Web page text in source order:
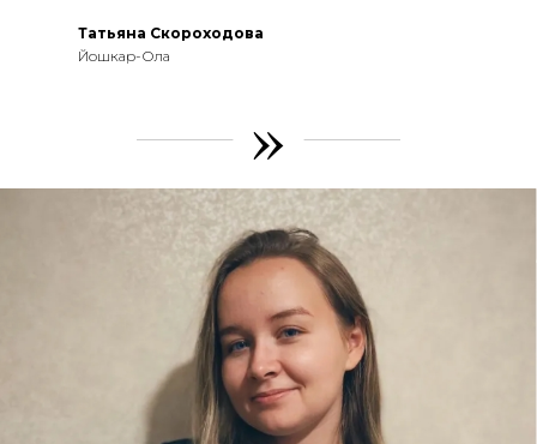
Татьяна Скороходова
Йошкар-Ола
»